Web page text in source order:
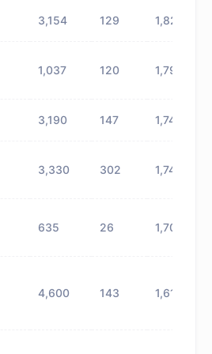
3,154 129 1,828,434
1,037 120 1,790,733
3,190 147 1,742,198
3,330 302 1,740,034
635 26 1,707,643
4,600 143 1,616,376